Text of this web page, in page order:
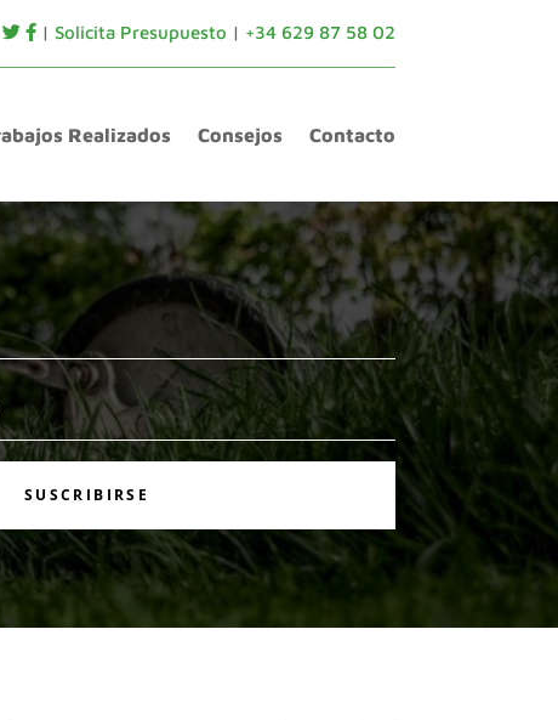
| Solicita Presupuesto | +34 629 87 58 02
Realizados Consejos Contacto
Realizados Consejos Contacto
SUSCRIBIRSE